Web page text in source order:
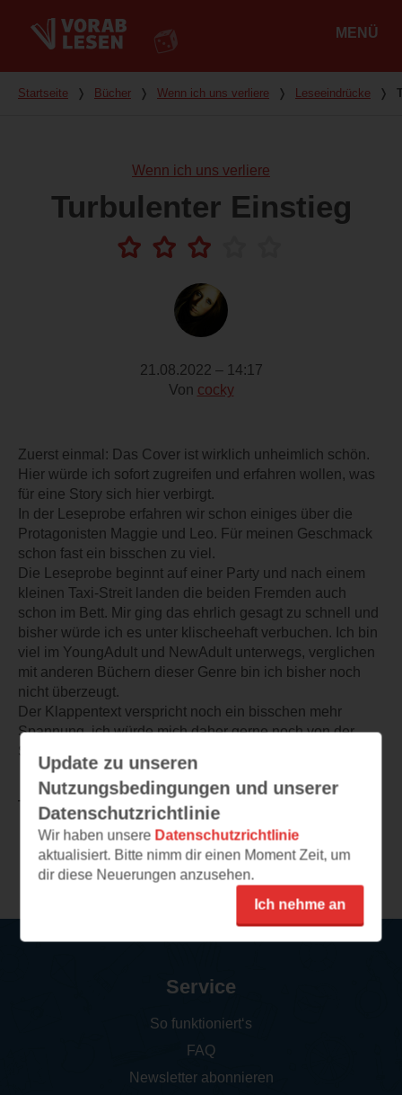
MENÜ
Du bist hier
Startseite ❭ Bücher ❭ Wenn ich uns verliere ❭ Leseeindrücke ❭
Wenn ich uns verliere
Turbulenter Einstieg
21.08.2022 – 14:17
Von cocky
Zuerst einmal: Das Cover ist wirklich unheimlich schön.
Hier würde ich sofort zugreifen und erfahren wollen, was
für eine Story sich hier verbirgt.
In der Leseprobe erfahren wir schon einiges über die
Protagonisten Maggie und Leo. Für meinen Geschmack
schon fast ein bisschen zu viel.
Die Leseprobe beginnt auf einer Party und nach einem
kleinen Taxi-Streit landen die beiden Fremden auch
schon im Bett. Mir ging das ehrlich gesagt zu schnell und
bisher würde ich es unter klischeehaft verbuchen. Ich bin
viel im YoungAdult und NewAdult unterwegs, verglichen
mit anderen Büchern dieser Genre bin ich bisher noch
nicht überzeugt.
Der Klappentext verspricht noch ein bisschen mehr
Spannung, ich würde mich daher gerne noch von der
Story überzeugen lassen.
TEILEN
Weitere Leseeindrücke
Update zu unseren
Nutzungsbedingungen und unserer
Datenschutzrichtlinie
Wir haben unsere Datenschutzrichtlinie
aktualisiert. Bitte nimm dir einen Moment Zeit, um
dir diese Neuerungen anzusehen.
Ich nehme an
Service
So funktioniert‘s
FAQ
Newsletter abonnieren